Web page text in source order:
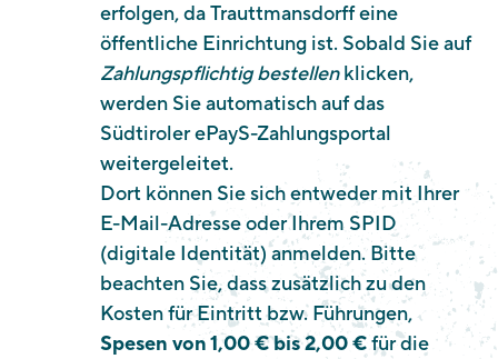
erfolgen, da Trauttmansdorff eine
öffentliche Einrichtung ist. Sobald Sie auf
Zahlungspflichtig bestellenklicken,
werden Sie automatisch auf das
Südtiroler ePayS-Zahlungsportal
weitergeleitet.
Dort können Sie sich entweder mit Ihrer
E-Mail-Adresse oder Ihrem SPID
(digitale Identität) anmelden. Bitte
beachten Sie, dass zusätzlich zu den
Kosten für Eintritt bzw. Führungen,
Spesen von 1,00 € bis 2,00 €für die